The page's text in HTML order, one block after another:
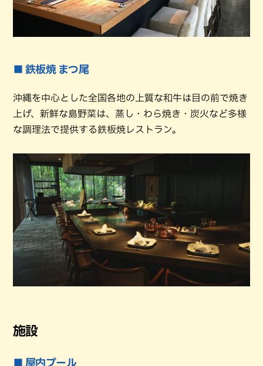
■ 鉄板焼 まつ尾
沖縄を中心とした全国各地の上質な和牛は目の前で焼き
上げ、新鮮な島野菜は、蒸し・わら焼き・炭火など多様
な調理法で提供する鉄板焼レストラン。
施設
■ 屋内プール